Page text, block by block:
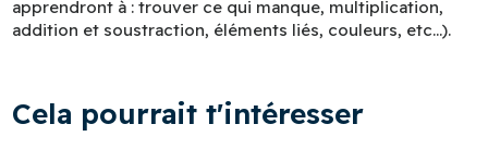
apprendront à : trouver ce qui manque, multiplication,
addition et soustraction, éléments liés, couleurs, etc...).
Cela pourrait t'intéresser